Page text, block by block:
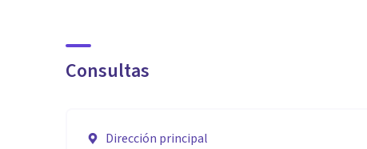
Consultas
Dirección principal